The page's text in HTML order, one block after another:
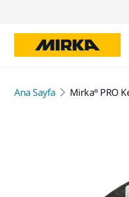
Ana Sayfa Mirka® PRO